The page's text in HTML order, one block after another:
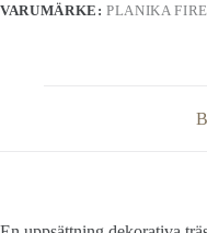
VARUMÄRKE:PLANIKA